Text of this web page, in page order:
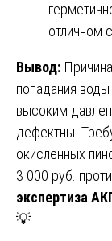
отличном
Вывод:
попадания
высоким
дефектны.
окисленных
3 000 руб.
экспертиза
💡